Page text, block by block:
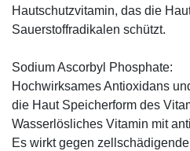
Hautschutzvitamin, das die
Sauerstoffradikalen schützt.
Sodium Ascorbyl Phosphate:
Hochwirksames Antioxidans
die Haut Speicherform des
Wasserlösliches Vitamin mit
Es wirkt gegen